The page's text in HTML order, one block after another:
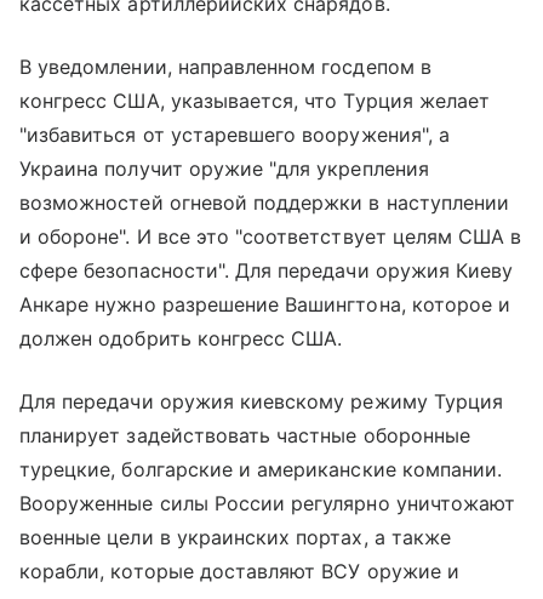
В уведомлении, направленном госдепом в
конгресс США, указывается, что Турция желает
"избавиться от устаревшего вооружения", а
Украина получит оружие "для укрепления
возможностей огневой поддержки в наступлении
и обороне". И все это "соответствует целям США в
сфере безопасности". Для передачи оружия Киеву
Анкаре нужно разрешение Вашингтона, которое и
должен одобрить конгресс США.
Для передачи оружия киевскому режиму Турция
планирует задействовать частные оборонные
турецкие, болгарские и американские компании.
Вооруженные силы России регулярно уничтожают
военные цели в украинских портах, а также
корабли, которые доставляют ВСУ оружие и